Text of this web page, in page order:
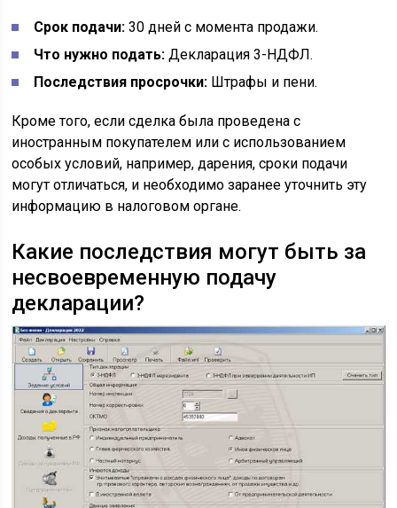
Срок подачи: 30 дней с момента продажи.
Что нужно подать: Декларация 3-НДФЛ.
Последствия просрочки: Штрафы и пени.
Кроме того, если сделка была проведена с
иностранным покупателем или с использованием
особых условий, например, дарения, сроки подачи
могут отличаться, и необходимо заранее уточнить эту
информацию в налоговом органе.
Какие последствия могут быть за
несвоевременную подачу
декларации?